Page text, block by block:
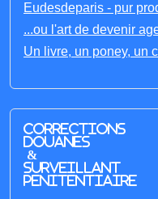
Eudesdeparis - pur
...ou l'art de devenir
Un livre, un poney, un
Corrections
Douanes
&
Surveillant
penitentiaire